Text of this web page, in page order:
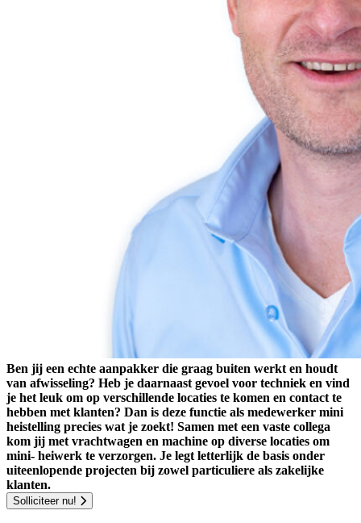
Ben jij een echte aanpakker die graag buiten werkt en houdt
van afwisseling? Heb je daarnaast gevoel voor techniek en vind
je het leuk om op verschillende locaties te komen en contact te
hebben met klanten? Dan is deze functie als medewerker mini
heistelling precies wat je zoekt! Samen met een vaste collega
kom jij met vrachtwagen en machine op diverse locaties om
mini- heiwerk te verzorgen. Je legt letterlijk de basis onder
uiteenlopende projecten bij zowel particuliere als zakelijke
klanten.
Solliciteer nu!